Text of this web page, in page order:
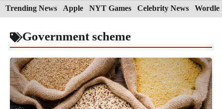
Skip
to
content
Trending News Apple NYT Games Celebrity News Wordle
Government scheme